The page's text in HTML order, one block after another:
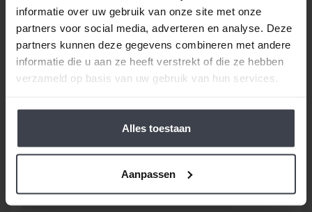
informatie over uw gebruik van onze site met onze
partners voor social media, adverteren en analyse. Deze
partners kunnen deze gegevens combineren met andere
informatie die u aan ze heeft verstrekt of die ze hebben
verzameld op basis van uw gebruik van hun services.
Alles toestaan
Aanpassen
116 reviews
Gebruik gemaakt van de
garantie om de
onvermijdelijke scheuren na
2,5 jaar te laten repareren
en dat hebben ze super
netjes gedaan!